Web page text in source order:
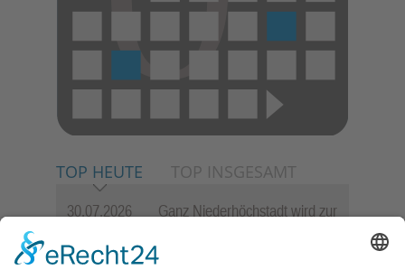
TOP HEUTE TOP INSGESAMT
30.07.2026
Ganz Niederhöchstadt wird zur
06.08.2026
Hisamoto und Tölke begeistern